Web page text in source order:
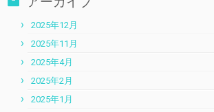
2025年12月
2025年11月
2025年4月
2025年2月
2025年1月